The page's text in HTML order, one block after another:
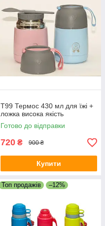
T99 Термос 430 мл для їжі +
ложка висока якість
Готово до відправки
720 ₴ 900 ₴
Купити
Топ продажів –12%